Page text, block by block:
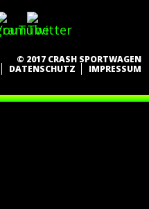
© 2017 CRASH SPORTWAGEN
DATENSCHUTZ IMPRESSUM